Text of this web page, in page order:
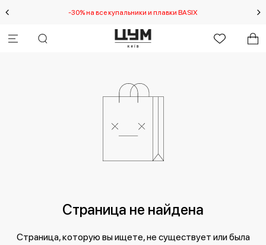
-30% на все купальники и плавки BASIX
Страница не найдена
Страница, которую вы ищете, не существует или была